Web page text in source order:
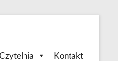
Czytelnia Kontakt